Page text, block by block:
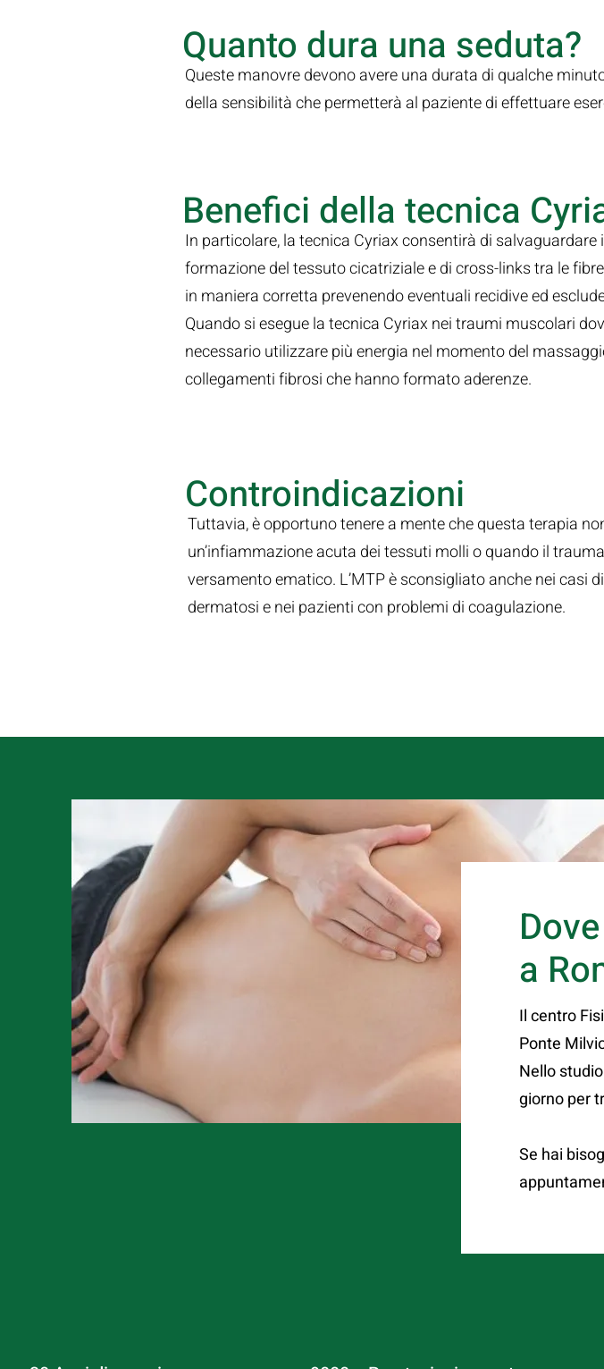
Quanto dura una seduta?
Queste manovre devono avere una durata di qualche
della sensibilità che permetterà al paziente di effettuare
Benefici della tecnica
In particolare, la tecnica Cyriax consentirà di
formazione del tessuto cicatriziale e di cross-links tra le
in maniera corretta prevenendo eventuali recidive ed
Quando si esegue la tecnica Cyriax nei traumi muscolari
necessario utilizzare più energia nel momento del
collegamenti fibrosi che hanno formato aderenze.
Controindicazioni
Tuttavia, è opportuno tenere a mente che questa terapia
un’infiammazione acuta dei tessuti molli o quando il
versamento ematico. L’MTP è sconsigliato anche nei casi
dermatosi e nei pazienti con problemi di coagulazione.
a
Il centro
Ponte
Nello
giorno per
Se hai